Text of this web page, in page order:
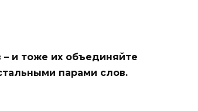
и тоже их объединяйте
парами слов.